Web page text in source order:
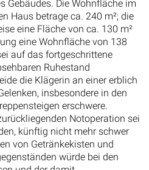
Haus betrage ca. 240 m²; die
eine Fläche von ca. 130 m²
eine Wohnfläche von 138
auf das fortgeschrittene
Ruhestand
die Klägerin an einer erblich
insbesondere in den
erschwere.
Notoperation sei
künftig nicht mehr schwer
von Getränkekisten und
würde bei den
und der damit